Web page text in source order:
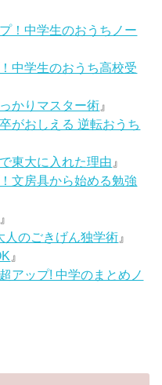
！中学生のおうちノー
中学生のおうち高校受
かりマスター術 』
がおしえる 逆転おうち
東大に入れた理由 』
文房具から始める勉強
』
人のごきげん独学術 』
』
アップ! 中学のまとめノ